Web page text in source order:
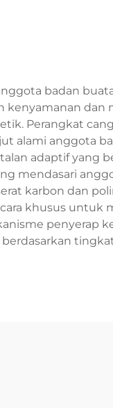
badan
kenyamanan dan
Perangkat
alami anggota
adaptif yang
mendasari
karbon dan
khusus untuk
penyerap